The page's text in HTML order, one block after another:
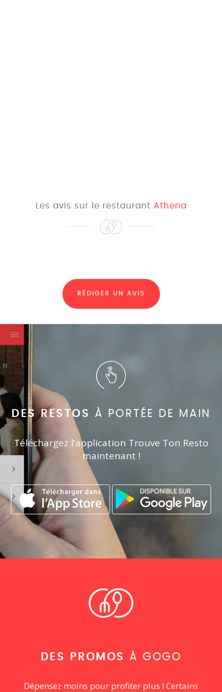
Les avis sur le restaurant Athena
RÉDIGER UN AVIS
DES RESTOS À PORTÉE DE MAIN
Téléchargez l'application Trouve Ton Resto
maintenant !
DES PROMOS À GOGO
Dépensez moins pour profiter plus ! Certains